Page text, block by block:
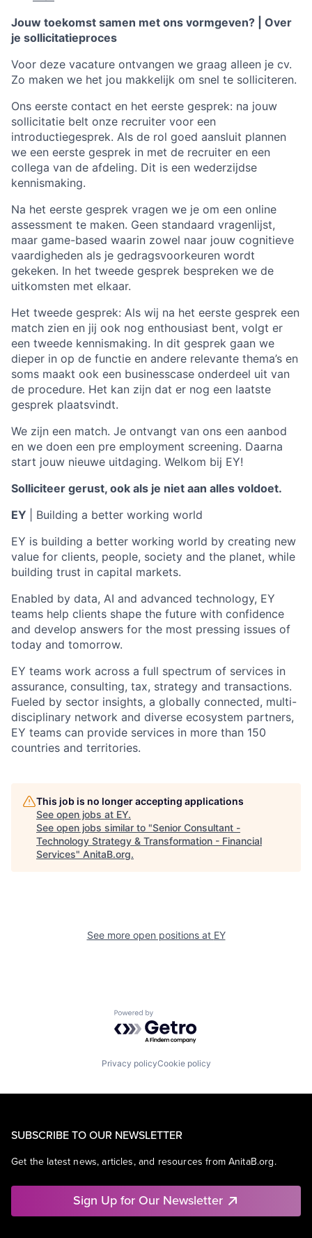
Jouw toekomst samen met ons vormgeven? | Over
je sollicitatieproces
Voor deze vacature ontvangen we graag alleen je cv.
Zo maken we het jou makkelijk om snel te solliciteren.
Ons eerste contact en het eerste gesprek: na jouw
sollicitatie belt onze recruiter voor een
introductiegesprek. Als de rol goed aansluit plannen
we een eerste gesprek in met de recruiter en een
collega van de afdeling. Dit is een wederzijdse
kennismaking.
Na het eerste gesprek vragen we je om een online
assessment te maken. Geen standaard vragenlijst,
maar game-based waarin zowel naar jouw cognitieve
vaardigheden als je gedragsvoorkeuren wordt
gekeken. In het tweede gesprek bespreken we de
uitkomsten met elkaar.
Het tweede gesprek: Als wij na het eerste gesprek een
match zien en jij ook nog enthousiast bent, volgt er
een tweede kennismaking. In dit gesprek gaan we
dieper in op de functie en andere relevante thema’s en
soms maakt ook een businesscase onderdeel uit van
de procedure. Het kan zijn dat er nog een laatste
gesprek plaatsvindt.
We zijn een match. Je ontvangt van ons een aanbod
en we doen een pre employment screening. Daarna
start jouw nieuwe uitdaging. Welkom bij EY!
Solliciteer gerust, ook als je niet aan alles voldoet.
EY
| Building a better working world
EY is building a better working world by creating new
value for clients, people, society and the planet, while
building trust in capital markets.
Enabled by data, AI and advanced technology, EY
teams help clients shape the future with confidence
and develop answers for the most pressing issues of
today and tomorrow.
EY teams work across a full spectrum of services in
assurance, consulting, tax, strategy and transactions.
Fueled by sector insights, a globally connected, multi-
disciplinary network and diverse ecosystem partners,
EY teams can provide services in more than 150
countries and territories.
This job is no longer accepting applications
See open jobs at EY.
See open jobs similar to "Senior Consultant -
Technology Strategy & Transformation - Financial
Services" AnitaB.org.
See more open positions at EY
Powered by Getro.com
Privacy policyCookie policy
SUBSCRIBE TO OUR NEWSLETTER
Get the latest news, articles, and resources from AnitaB.org.
Sign Up for Our Newsletter